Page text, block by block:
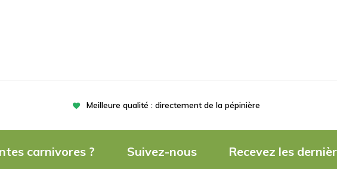
Meilleure qualité : directement de la pépinière
carnivores ? Suivez-nous Recevez les